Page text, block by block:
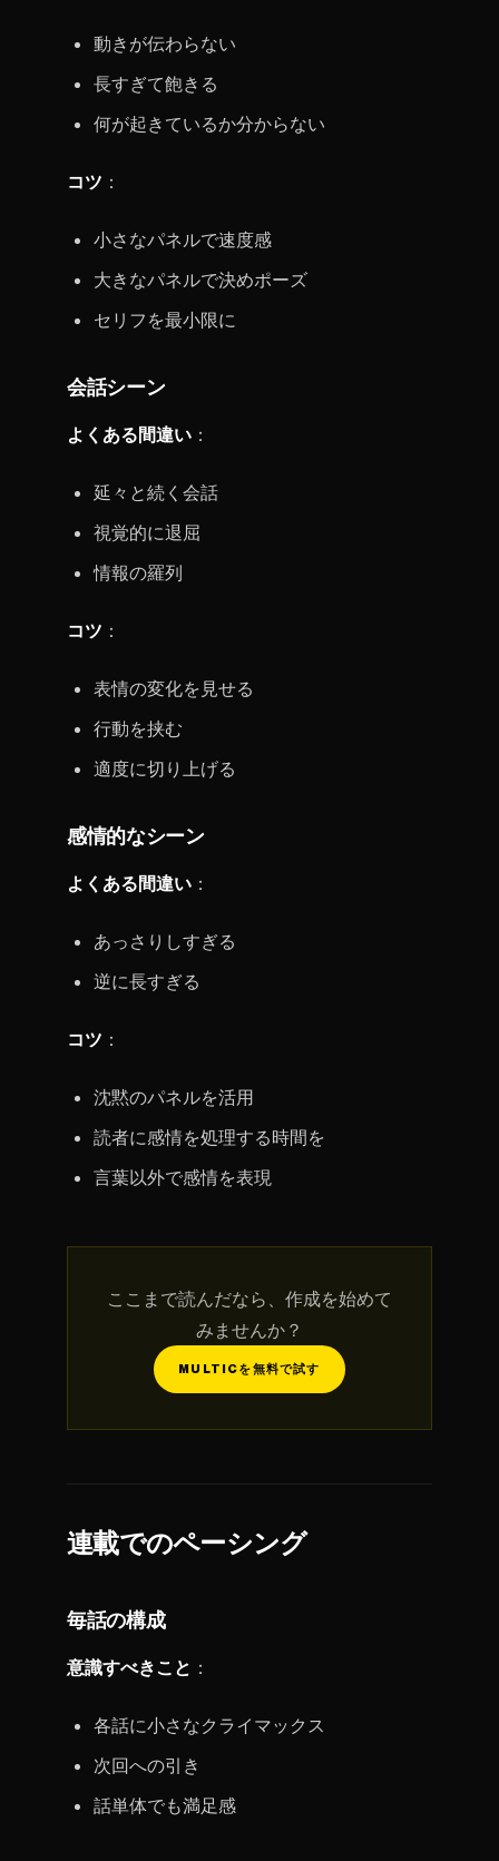
動きが伝わらない
長すぎて飽きる
何が起きているか分からない
コツ ：
小さなパネルで速度感
大きなパネルで決めポーズ
セリフを最小限に
会話シーン
よくある間違い ：
延々と続く会話
視覚的に退屈
情報の羅列
コツ ：
表情の変化を見せる
行動を挟む
適度に切り上げる
感情的なシーン
よくある間違い ：
あっさりしすぎる
逆に長すぎる
コツ ：
沈黙のパネルを活用
読者に感情を処理する時間を
言葉以外で感情を表現
ここまで読んだなら、作成を始めて
みませんか？
MULTICを無料で試す
連載でのペーシング
毎話の構成
意識すべきこと ：
各話に小さなクライマックス
次回への引き
話単体でも満足感